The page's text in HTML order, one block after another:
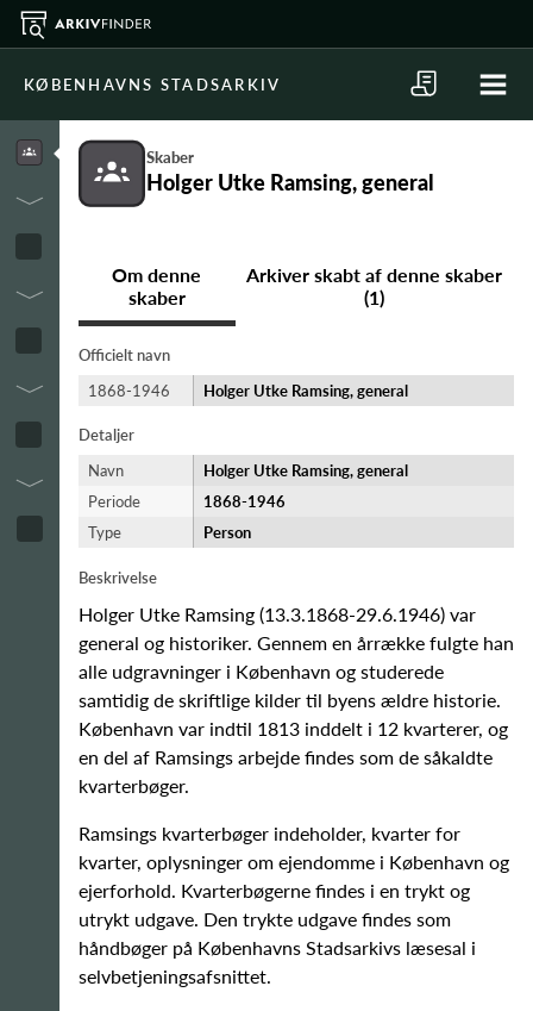
KØBENHAVNS STADSARKIV
Skaber
Holger Utke Ramsing, general
Om denne
skaber
Arkiver skabt af denne skaber
(1)
Officielt navn
1868-1946
Holger Utke Ramsing, general
Detaljer
Navn
Holger Utke Ramsing, general
Periode
1868-​1946
Type
Person
Beskrivelse
Holger Utke Ramsing (13.3.1868-29.6.1946) var
general og historiker. Gennem en årrække fulgte han
alle udgravninger i København og studerede
samtidig de skriftlige kilder til byens ældre historie.
København var indtil 1813 inddelt i 12 kvarterer, og
en del af Ramsings arbejde findes som de såkaldte
kvarterbøger.
Ramsings kvarterbøger indeholder, kvarter for
kvarter, oplysninger om ejendomme i København og
ejerforhold. Kvarterbøgerne findes i en trykt og
utrykt udgave. Den trykte udgave findes som
håndbøger på Københavns Stadsarkivs læsesal i
selvbetjeningsafsnittet.